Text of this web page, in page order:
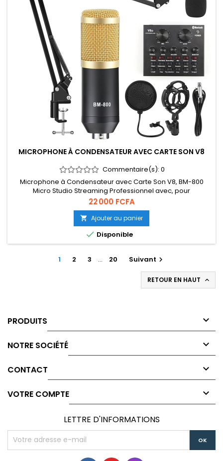
MICROPHONE À CONDENSATEUR AVEC CARTE SON V8
Commentaire(s): 0
Microphone à Condensateur avec Carte Son V8, BM-800
Micro Studio Streaming Professionnel avec, pour
Enregistrement, Podcasting, Voix Off, Streaming, Home-
Studio, Youtube
Prix
22 000 FCFA
 Ajouter au panier
 Disponible
1 2 3 … 20 Suivant 
RETOUR EN HAUT 
PRODUITS 
NOTRE SOCIÉTÉ 
CONTACT 
VOTRE COMPTE 
LETTRE D'INFORMATIONS